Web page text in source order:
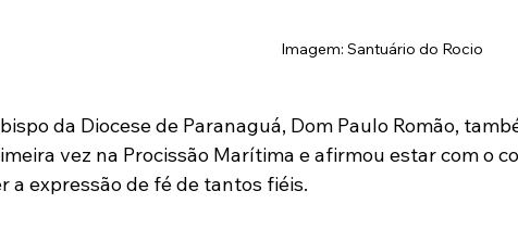
Imagem: Santuário do Rocio
da Diocese de Paranaguá, Dom Paulo Romão,
vez na Procissão Marítima e afirmou estar com o
a expressão de fé de tantos fiéis.